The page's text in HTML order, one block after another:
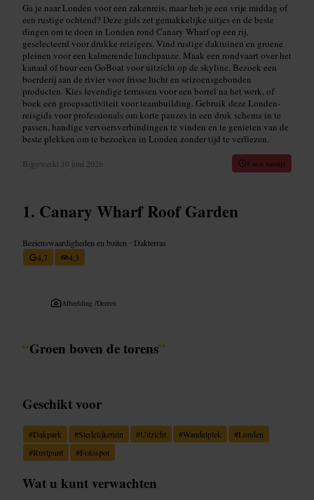
Ga je naar Londen voor een zakenreis, maar heb je een vrije middag of
een rustige ochtend? Deze gids zet gemakkelijke uitjes en de beste
dingen om te doen in Londen rond Canary Wharf op een rij,
geselecteerd voor drukke reizigers. Vind rustige daktuinen en groene
pleinen voor een kalmerende lunchpauze. Maak een rondvaart over het
kanaal of huur een GoBoat voor uitzicht op de skyline. Bezoek een
boerderij aan de rivier voor frisse lucht en seizoensgebonden
producten. Kies levendige terrassen voor een borrel na het werk, of
boek een groepsactiviteit voor teambuilding. Gebruik deze Londen-
reisgids voor professionals om korte pauzes in een druk schema in te
passen, handige vervoersverbindingen te vinden en te genieten van de
beste plekken om te bezoeken in Londen zonder tijd te verliezen.
Bijgewerkt 10 juni 2026 8 min leestijd
Canary Wharf Roof Garden
Bezienswaardigheden en buiten • Dakterras
4,7
4,3
Afbeelding /Dezeen
“Groen boven de torens”
Geschikt voor
#Dakpark #Stedelijketuin #Uitzicht #Wandelplek #Londen
#Rustpunt #Fotospot
Wat u kunt verwachten